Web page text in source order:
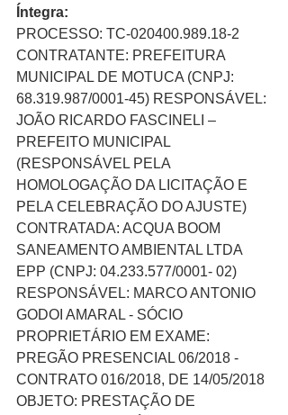
Íntegra:
PROCESSO: TC-020400.989.18-2
CONTRATANTE: PREFEITURA
MUNICIPAL DE MOTUCA (CNPJ:
68.319.987/0001-45) RESPONSÁVEL:
JOÃO RICARDO FASCINELI –
PREFEITO MUNICIPAL
(RESPONSÁVEL PELA
HOMOLOGAÇÃO DA LICITAÇÃO E
PELA CELEBRAÇÃO DO AJUSTE)
CONTRATADA: ACQUA BOOM
SANEAMENTO AMBIENTAL LTDA
EPP (CNPJ: 04.233.577/0001- 02)
RESPONSÁVEL: MARCO ANTONIO
GODOI AMARAL - SÓCIO
PROPRIETÁRIO EM EXAME:
PREGÃO PRESENCIAL 06/2018 -
CONTRATO 016/2018, DE 14/05/2018
OBJETO: PRESTAÇÃO DE